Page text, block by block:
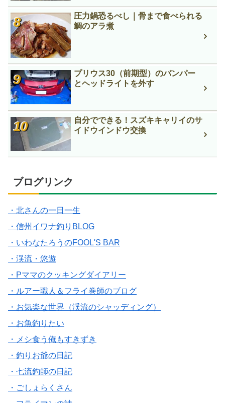
圧力鍋恐るべし｜骨まで食べられる
鯛のアラ煮
プリウス30（前期型）のバンパー
とヘッドライトを外す
自分でできる！スズキキャリイのサ
イドウインドウ交換
ブログリンク
・北さんの一日一生
・信州イワナ釣りBLOG
・いわなたろうのFOOL'S BAR
・渓流・悠遊
・Pママのクッキングダイアリー
・ルアー職人＆フライ巻師のブログ
・お気楽な世界（渓流のシャッディング）
・お魚釣りたい
・メシ食う俺もすきずき
・釣りお爺の日記
・七流釣師の日記
・ごしょらくさん